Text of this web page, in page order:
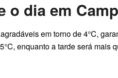
o dia em
em torno de 4°C,
enquanto a tarde será mais